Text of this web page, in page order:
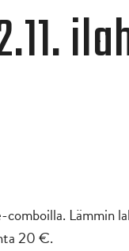
Lämmin
20 €.